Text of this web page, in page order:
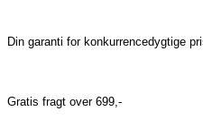
Din garanti for konkurrencedygtige
Gratis fragt over 699,-